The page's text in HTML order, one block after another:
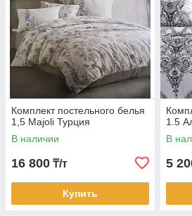
Комплект постельного белья
1,5 Majoli Турция
В наличии
16 800 ₸/т
Купить
1.5
В
5